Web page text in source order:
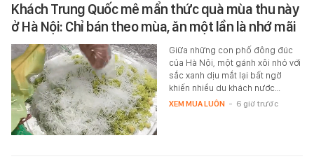
Khách Trung Quốc mê mẩn thức quà mùa thu này
ở Hà Nội: Chỉ bán theo mùa, ăn một lần là nhớ mãi
Giữa những con phố đông đúc
của Hà Nội, một gánh xôi nhỏ với
sắc xanh dịu mắt lại bất ngờ
khiến nhiều du khách nước…
XEM MUA LUÔN - 6 giờ trước